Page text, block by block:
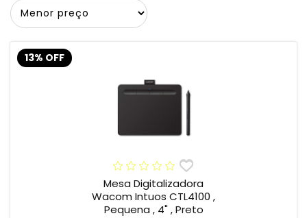
13% OFF
Mesa Digitalizadora
Wacom Intuos CTL4100 ,
Pequena , 4" , Preto